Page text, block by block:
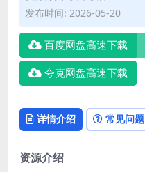
发布时间: 2026-05-20
百度网盘高速下载
夸克网盘高速下载
详情介绍 常见问题
资源介绍